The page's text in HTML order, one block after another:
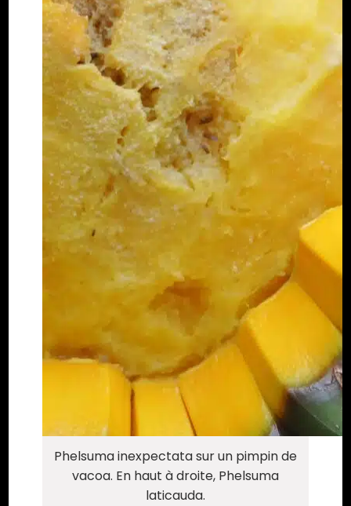
Phelsuma inexpectata sur un pimpin de
vacoa. En haut à droite, Phelsuma
laticauda.